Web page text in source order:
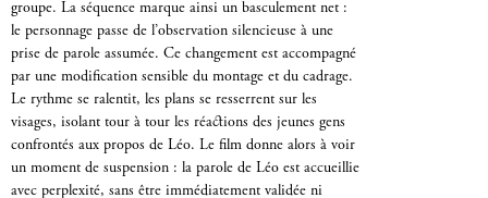
groupe. La séquence marque ainsi un basculement net :
le personnage passe de l’observation silencieuse à une
prise de parole assumée. Ce changement est accompagné
par une modification sensible du montage et du cadrage.
Le rythme se ralentit, les plans se resserrent sur les
visages, isolant tour à tour les réactions des jeunes gens
confrontés aux propos de Léo. Le film donne alors à voir
un moment de suspension : la parole de Léo est accueillie
avec perplexité, sans être immédiatement validée ni